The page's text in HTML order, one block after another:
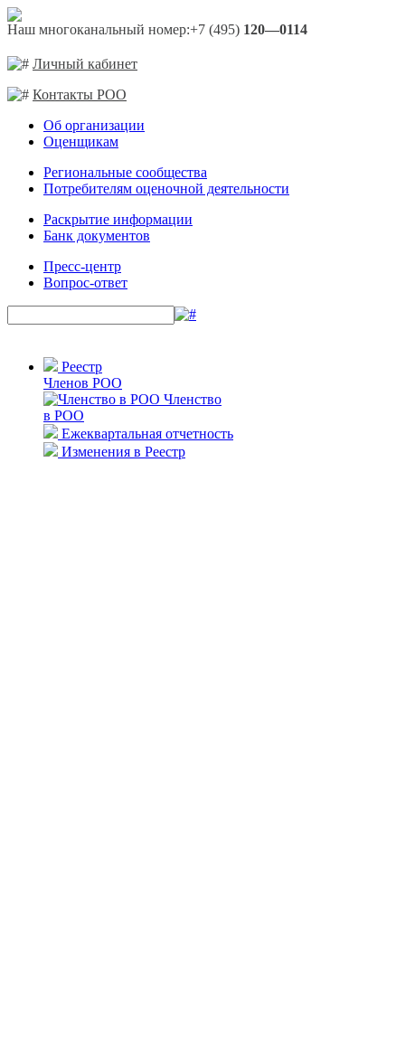
Наш многоканальный номер:+7 (495) 120—0114
Личный кабинет
Контакты РОО
Об организации
Оценщикам
Региональные сообщества
Потребителям оценочной деятельности
Раскрытие информации
Банк документов
Пресс-центр
Вопрос-ответ
Реестр
Членов РОО
Членство
в РОО
Ежеквартальная отчетность
Изменения в Реестр